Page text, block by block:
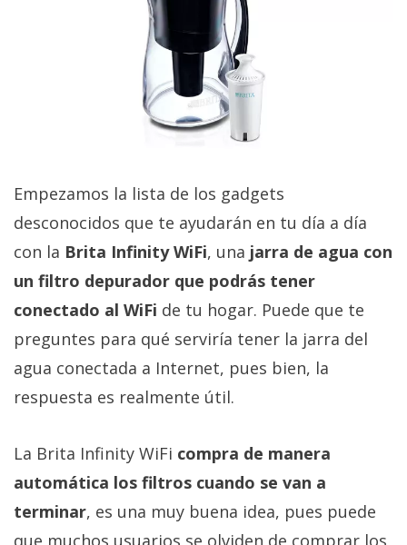
Empezamos la lista de los gadgets
desconocidos que te ayudarán en tu día a día
con la Brita Infinity WiFi, una jarra de agua con
un filtro depurador que podrás tener
conectado al WiFi de tu hogar. Puede que te
preguntes para qué serviría tener la jarra del
agua conectada a Internet, pues bien, la
respuesta es realmente útil.
La Brita Infinity WiFi compra de manera
automática los filtros cuando se van a
terminar, es una muy buena idea, pues puede
que muchos usuarios se olviden de comprar los